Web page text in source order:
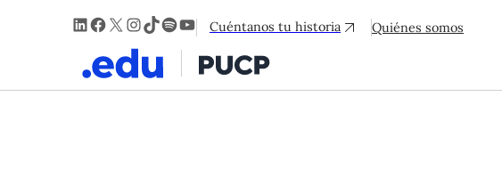
LinkedIn
Facebook
X Instagram
TikTok
Spotify
YouTube
Cuéntanos tu historia Quiénes somos